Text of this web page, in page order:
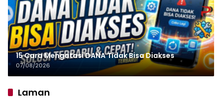
15 Cara Mengatasi DANA Tidak Bisa Diakses
07/08/2026
Laman